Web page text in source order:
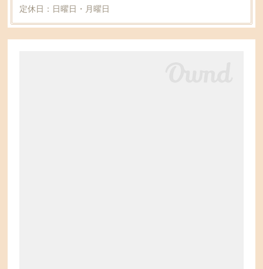
定休日：日曜日・月曜日